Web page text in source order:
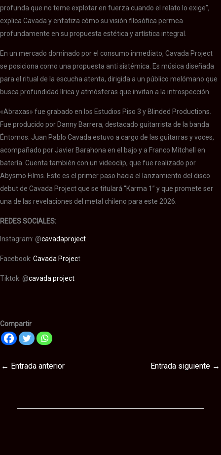
profunda que no teme explotar en fuerza cuando el relato lo exige”,
explica Cavada y enfatiza cómo su visión filosófica permea
profundamente en su propuesta estética y artística integral.
En un mercado dominado por el consumo inmediato, Cavada Project
se posiciona como una propuesta anti sistémica. Es música diseñada
para el ritual de la escucha atenta, dirigida a un público melómano que
busca profundidad lírica y atmósferas que invitan a la introspección.
«Abraxas» fue grabado en los Estudios Piso 3 y Blinded Productions.
Fue producido por Danny Barrera, destacado guitarrista de la banda
Éntomos. Juan Pablo Cavada estuvo a cargo de las guitarras y voces,
acompañado por Javier Barahona en el bajo y a Franco Mitchell en
batería. Cuenta también con un videoclip, que fue realizado por
Abysmo Films. Este es el primer paso hacia el lanzamiento del disco
debut de Cavada Project que se titulará “Karma 1” y que promete ser
una de las revelaciones del metal chileno para este 2026.
REDES SOCIALES:
Instagram: @cavadaproject
Facebook: Cavada Project
Tiktok: @cavada.project
Compartir
← Entrada anterior Entrada siguiente →